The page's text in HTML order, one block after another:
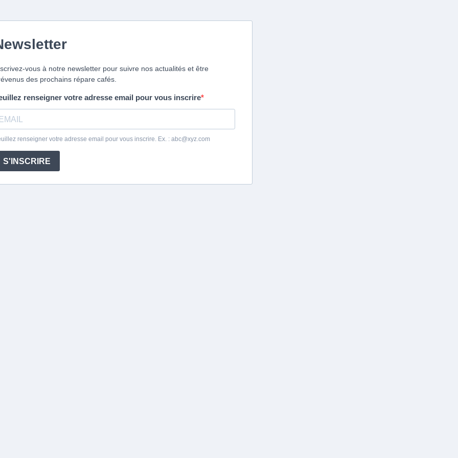
vous à notre newsletter pour suivre nos actualités et être
des prochains répare cafés.
renseigner votre adresse email pour vous inscrire
renseigner votre adresse email pour vous inscrire. Ex. : abc@xyz.com
S'INSCRIRE